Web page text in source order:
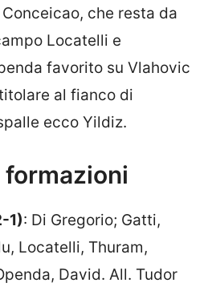
che resta da
Locatelli e
favorito su Vlahovic
al fianco di
ecco Yildiz.
1): Di Gregorio; Gatti,
Locatelli, Thuram,
David. All. Tudor